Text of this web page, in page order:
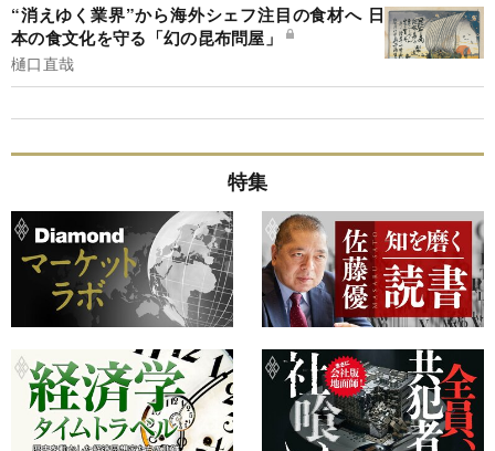
“消えゆく業界”から海外シェフ注目の食材へ 日
本の食文化を守る「幻の昆布問屋」
樋口直哉
特集